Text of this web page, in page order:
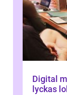
Digital
lyckas